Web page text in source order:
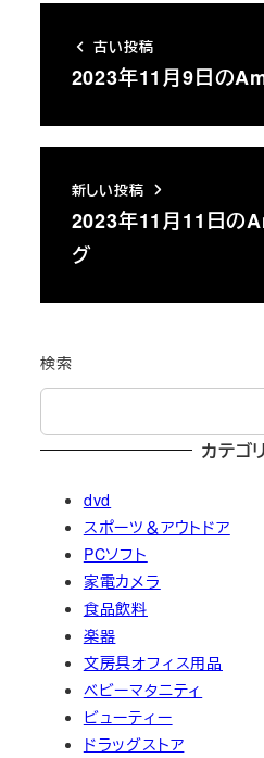
古い投稿
2023年11月9日の
新しい投稿
2023年11月11日の
グ
検索
カテゴ
dvd
スポーツ＆アウトドア
PCソフト
家電カメラ
食品飲料
楽器
文房具オフィス用品
ベビーマタニティ
ビューティー
ドラッグストア